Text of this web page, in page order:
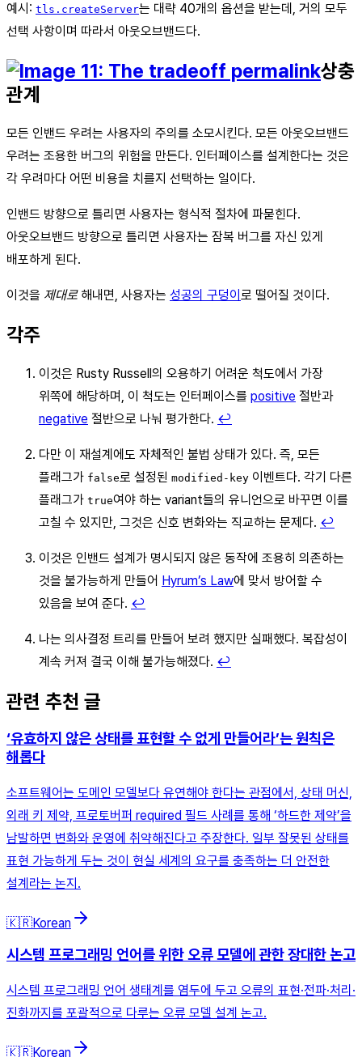
예시: tls.createServer는 대략 40개의 옵션을 받는데, 거의 모두
선택 사항이며 따라서 아웃오브밴드다.
상충
관계
모든 인밴드 우려는 사용자의 주의를 소모시킨다. 모든 아웃오브밴드
우려는 조용한 버그의 위험을 만든다. 인터페이스를 설계한다는 것은
각 우려마다 어떤 비용을 치를지 선택하는 일이다.
인밴드 방향으로 틀리면 사용자는 형식적 절차에 파묻힌다.
아웃오브밴드 방향으로 틀리면 사용자는 잠복 버그를 자신 있게
배포하게 된다.
이것을 제대로해내면, 사용자는 성공의 구덩이 로 떨어질 것이다.
각주
이것은 Rusty Russell의 오용하기 어려운 척도에서 가장
위쪽에 해당하며, 이 척도는 인터페이스를 positive 절반과
negative 절반으로 나눠 평가한다. ↩
다만 이 재설계에도 자체적인 불법 상태가 있다. 즉, 모든
플래그가 false로 설정된 modified-key 이벤트다. 각기 다른
플래그가 true여야 하는 variant들의 유니언으로 바꾸면 이를
고칠 수 있지만, 그것은 신호 변화와는 직교하는 문제다. ↩
이것은 인밴드 설계가 명시되지 않은 동작에 조용히 의존하는
것을 불가능하게 만들어 Hyrum’s Law에 맞서 방어할 수
있음을 보여 준다. ↩
나는 의사결정 트리를 만들어 보려 했지만 실패했다. 복잡성이
계속 커져 결국 이해 불가능해졌다. ↩
관련 추천 글
‘유효하지 않은 상태를 표현할 수 없게 만들어라’는 원칙은
해롭다
소프트웨어는 도메인 모델보다 유연해야 한다는 관점에서, 상태 머신,
외래 키 제약, 프로토버퍼 required 필드 사례를 통해 ‘하드한 제약’을
남발하면 변화와 운영에 취약해진다고 주장한다. 일부 잘못된 상태를
표현 가능하게 두는 것이 현실 세계의 요구를 충족하는 더 안전한
설계라는 논지.
🇰🇷Korean
시스템 프로그래밍 언어를 위한 오류 모델에 관한 장대한 논고
시스템 프로그래밍 언어 생태계를 염두에 두고 오류의 표현·전파·처리·
진화까지를 포괄적으로 다루는 오류 모델 설계 논고.
🇰🇷Korean